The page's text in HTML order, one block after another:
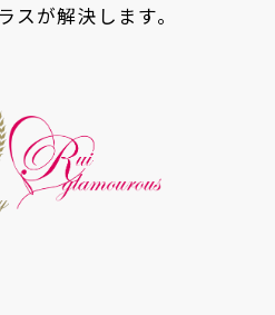
スが解決します。